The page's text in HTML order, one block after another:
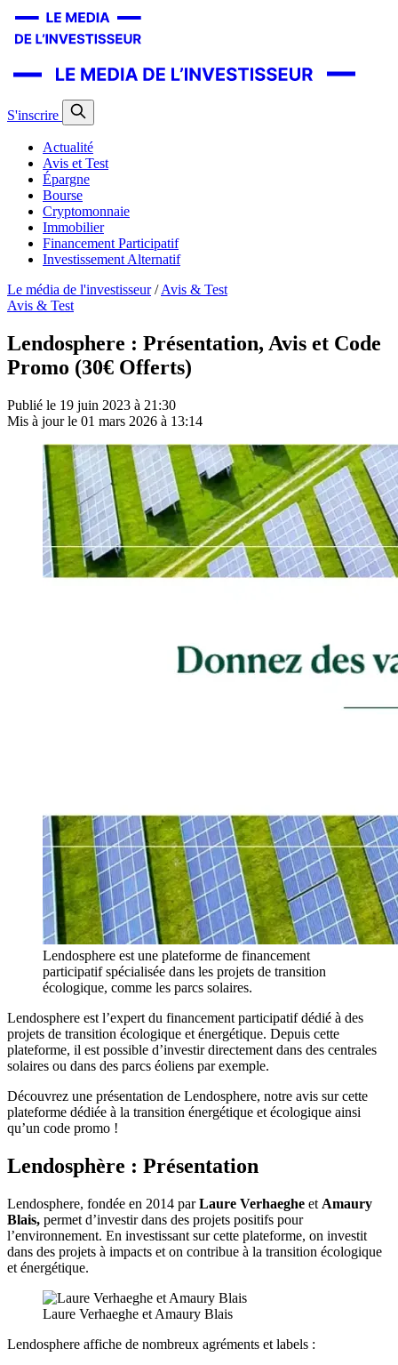
S'inscrire
Actualité
Avis et Test
Épargne
Bourse
Cryptomonnaie
Immobilier
Financement Participatif
Investissement Alternatif
Le média de l'investisseur / Avis & Test
Avis & Test
Lendosphere : Présentation, Avis et Code
Promo (30€ Offerts)
Publié le 19 juin 2023 à 21:30
Mis à jour le 01 mars 2026 à 13:14
Lendosphere est une plateforme de financement
participatif spécialisée dans les projets de transition
écologique, comme les parcs solaires.
Lendosphere est l’expert du financement participatif dédié à des
projets de transition écologique et énergétique. Depuis cette
plateforme, il est possible d’investir directement dans des centrales
solaires ou dans des parcs éoliens par exemple.
Découvrez une présentation de Lendosphere, notre avis sur cette
plateforme dédiée à la transition énergétique et écologique ainsi
qu’un code promo !
Lendosphère : Présentation
Lendosphere, fondée en 2014 parLaure Verhaeghe et Amaury
Blais, permet d’investir dans des projets positifs pour
l’environnement. En investissant sur cette plateforme, on investit
dans des projets à impacts et on contribue à la transition écologique
et énergétique.
Laure Verhaeghe et Amaury Blais
Lendosphere affiche de nombreux agréments et labels :